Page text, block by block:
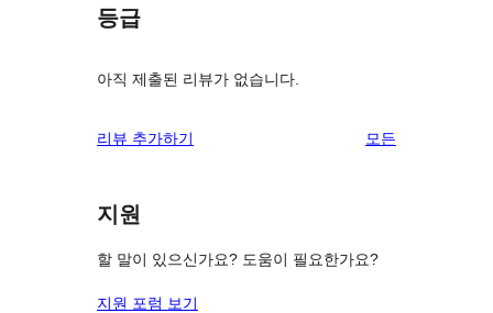
등급
아직 제출된 리뷰가 없습니다.
리뷰 추가하기 모든
지원
할 말이 있으신가요? 도움이 필요한가요?
지원 포럼 보기